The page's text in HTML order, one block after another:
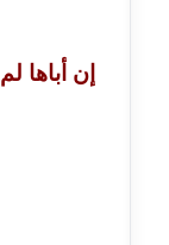
إن أباها